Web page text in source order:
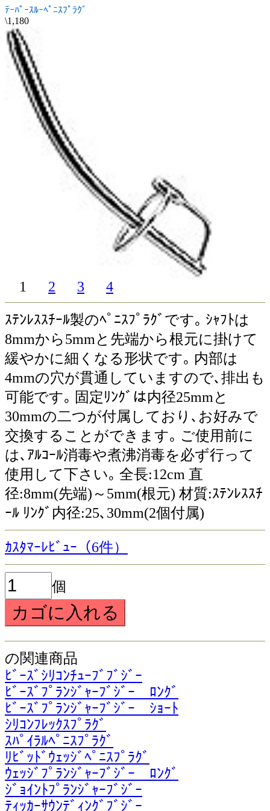
ﾃｰﾊﾟｰｽﾙｰﾍﾟﾆｽﾌﾟﾗｸﾞ
\1,180
1 2 3 4
ｽﾃﾝﾚｽｽﾁｰﾙ製のﾍﾟﾆｽﾌﾟﾗｸﾞです｡ ｼｬﾌﾄは
8mmから5mmと先端から根元に掛けて
緩やかに細くなる形状です｡ 内部は
4mmの穴が貫通していますので､排出も
可能です｡ 固定ﾘﾝｸﾞは内径25mmと
30mmの二つが付属しており､お好みで
交換することができます｡ ご使用前に
は､ｱﾙｺｰﾙ消毒や煮沸消毒を必ず行って
使用して下さい｡ 全長:12cm 直
径:8mm(先端)～5mm(根元) 材質:ｽﾃﾝﾚｽｽﾁ
ｰﾙ ﾘﾝｸﾞ内径:25､30mm(2個付属)
ｶｽﾀﾏｰﾚﾋﾞｭｰ（6件）
個
の関連商品
ﾋﾞｰｽﾞｼﾘｺﾝﾁｭｰﾌﾞﾌﾞｼﾞｰ
ﾋﾞｰｽﾞﾌﾟﾗﾝｼﾞｬｰﾌﾞｼﾞｰ ﾛﾝｸﾞ
ﾋﾞｰｽﾞﾌﾟﾗﾝｼﾞｬｰﾌﾞｼﾞｰ ｼｮｰﾄ
ｼﾘｺﾝﾌﾚｯｸｽﾌﾟﾗｸﾞ
ｽﾊﾟｲﾗﾙﾍﾟﾆｽﾌﾟﾗｸﾞ
ﾘﾋﾞｯﾄﾞｳｪｯｼﾞﾍﾟﾆｽﾌﾟﾗｸﾞ
ｳｪｯｼﾞﾌﾟﾗﾝｼﾞｬｰﾌﾞｼﾞｰ ﾛﾝｸﾞ
ｼﾞｮｲﾝﾄﾌﾟﾗﾝｼﾞｬｰﾌﾞｼﾞｰ
ﾃｨｯｶｰｻｳﾝﾃﾞｨﾝｸﾞﾌﾞｼﾞｰ